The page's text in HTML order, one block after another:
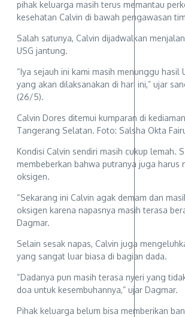
pihak keluarga masih terus memantau
kesehatan Calvin di bawah pengawasan
Salah satunya, Calvin dijadwalkan
USG jantung.
“Iya sejauh ini kami masih menunggu hasil
yang akan dilaksanakan di hari ini,” ujar
(26/5).
Calvin Dores ditemui kumparan di
Tangerang Selatan. Foto: Salsha Okta
Kondisi Calvin sendiri masih cukup lemah.
membeberkan bahwa putranya juga harus
oksigen.
“Sekarang ini Calvin agak demam dan
oksigen karena napasnya masih terasa
Dagmar.
Selain sesak napas, Calvin juga
yang sangat luar biasa di bagian dada.
“Dadanya pun masih terasa nyeri yang
doa untuk kesembuhannya,” ujar Dagmar.
Pihak keluarga belum bisa memberikan